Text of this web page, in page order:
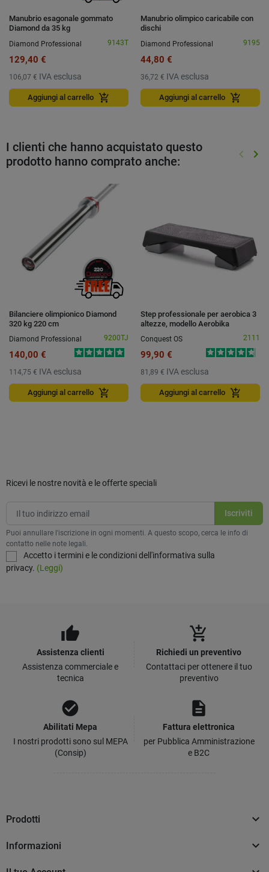
Manubrio esagonale gommato
Diamond da 35 kg
Diamond Professional
9143T
129,40 €
106,07 € IVA esclusa
Aggiungi al carrello add_shopping_cart
Manubrio olimpico caricabile con
dischi
Diamond Professional
9195
44,80 €
36,72 € IVA esclusa
Aggiungi al carrello add_shopping_cart
I clienti che hanno acquistato questo
prodotto hanno comprato anche:
keyboard_arrow_left keyboard_arrow_right
Bilanciere olimpionico Diamond
320 kg 220 cm
Diamond Professional
9200TJ
140,00 €
114,75 € IVA esclusa
Aggiungi al carrello add_shopping_cart
Step professionale per aerobica 3
altezze, modello Aerobika
Conquest OS
2111
99,90 €
81,89 € IVA esclusa
Aggiungi al carrello add_shopping_cart
Ricevi le nostre novità e le offerte speciali
Puoi annullare l'iscrizione in ogni momenti. A questo scopo, cerca le info di
contatto nelle note legali.
Accetto i termini e le condizioni dell'informativa sulla
privacy. (Leggi)
thumb_up
Assistenza clienti
Assistenza commerciale e
tecnica
add_shopping_cart
Richiedi un preventivo
Contattaci per ottenere il tuo
preventivo
check_circle
Abilitati Mepa
I nostri prodotti sono sul MEPA
(Consip)
description
Fattura elettronica
per Pubblica Amministrazione
e B2C
Prodotti 
Informazioni 